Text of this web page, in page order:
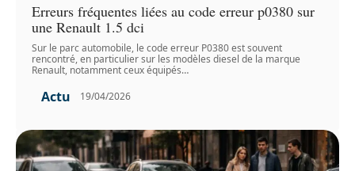
Erreurs fréquentes liées au code erreur p0380 sur
une Renault 1.5 dci
Sur le parc automobile, le code erreur P0380 est souvent
rencontré, en particulier sur les modèles diesel de la marque
Renault, notamment ceux équipés…
Actu 19/04/2026